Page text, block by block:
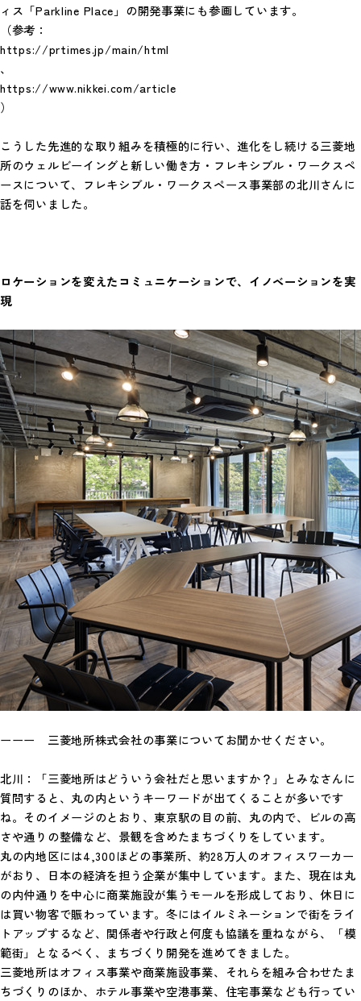
ィス「Parkline Place」の開発事業にも参画しています。
（参考：
https://prtimes.jp/main/html
、
https://www.nikkei.com/article
）
こうした先進的な取り組みを積極的に行い、進化をし続ける三菱地
所のウェルビーイングと新しい働き方・フレキシブル・ワークスペ
ースについて、フレキシブル・ワークスペース事業部の北川さんに
話を伺いました。
ロケーシ ョンを変えたコミュニケーションで、 イノベーションを実
現
ーーー 三菱地所株式会社の事業についてお聞かせください。
北川：「三菱地所はどういう会社だと思いますか？」とみなさんに
質問すると、丸の内というキーワードが出てくることが多いです
ね。そのイメージのとおり、東京駅の目の前、丸の内で、ビルの高
さや通りの整備など、景観を含めたまちづくりをしています。
丸の内地区には4,300ほどの事業所、約28万人のオフィスワーカー
がおり、日本の経済を担う企業が集中しています。また、現在は丸
の内仲通りを中心に商業施設が集うモールを形成しており、休日に
は買い物客で賑わっています。冬にはイルミネーションで街をライ
トアップするなど、関係者や行政と何度も協議を重ねながら、「模
範街」となるべく、まちづくり開発を進めてきました。
三菱地所はオフィス事業や商業施設事業、それらを組み合わせたま
ちづくりのほか、ホテル事業や空港事業、住宅事業なども行ってい